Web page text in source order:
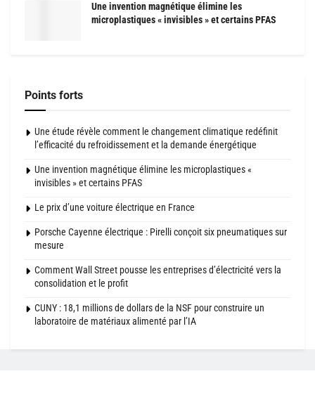
Une invention magnétique élimine les
microplastiques « invisibles » et certains PFAS
Points forts
Une étude révèle comment le changement climatique redéfinit
l’efficacité du refroidissement et la demande énergétique
Une invention magnétique élimine les microplastiques «
invisibles » et certains PFAS
Le prix d’une voiture électrique en France
Porsche Cayenne électrique : Pirelli conçoit six pneumatiques sur
mesure
Comment Wall Street pousse les entreprises d’électricité vers la
consolidation et le profit
CUNY : 18,1 millions de dollars de la NSF pour construire un
laboratoire de matériaux alimenté par l’IA